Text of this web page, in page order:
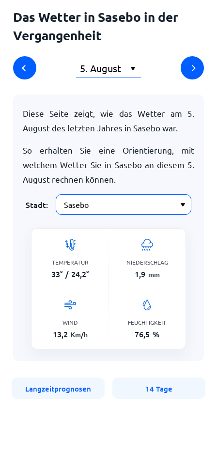
Das Wetter in Sasebo in der
Vergangenheit
Diese Seite zeigt, wie das Wetter am 5.
Augustdes letzten Jahres in Sasebo war.
So erhalten Sie eine Orientierung, mit
welchem Wetter Sie in Sasebo an diesem 5.
Augustrechnen können.
Stadt:
TEMPERATUR
33° / 24,2°
NIEDERSCHLAG
1,9 mm
WIND
13,2 Km/h
FEUCHTIGKEIT
76,5 %
Langzeitprognosen 14 Tage